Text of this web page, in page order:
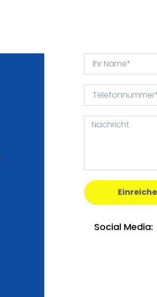
Social Media: